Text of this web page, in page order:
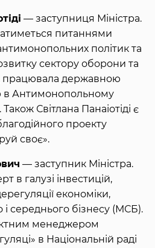
— заступниця Міністра.
питаннями
політик та
сектору оборони та
працювала державною
Антимонопольному
Також Світлана Панаіотіді є
проекту
своє».
— заступник Міністра.
в галузі інвестицій,
економіки,
і середнього бізнесу (МСБ).
менеджером
в Національній раді